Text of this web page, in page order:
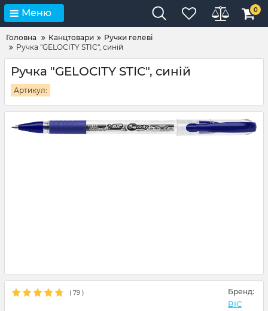
Меню 0
Головна Канцтовари
Ручки гелеві
Ручка "GELOCITY STIC", синій
Ручка "GELOCITY STIC", синій
Артикул:
( 79 ) Бренд:
BIC